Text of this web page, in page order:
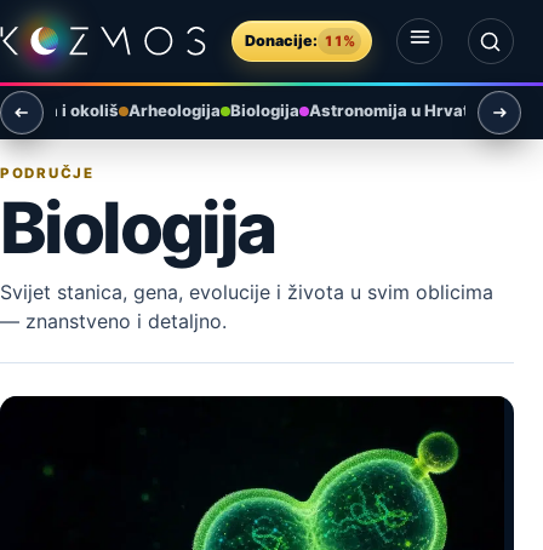
Preskoči na sadržaj
Donacije: 11%
Otvori izbornik
Otvori pretragu
Zemlja i okoliš Arheologija Biologija Astronomija u Hrvatskoj
PODRUČJE
Biologija
Svijet stanica, gena, evolucije i života u svim oblicima
— znanstveno i detaljno.